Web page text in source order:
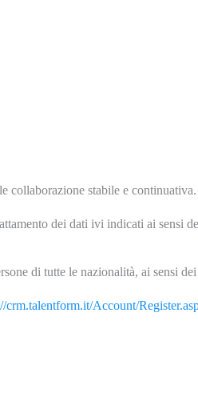
collaborazione stabile e continuativa.
dei dati ivi indicati ai sensi
di tutte le nazionalità, ai sensi
crm.talentform.it/Account/